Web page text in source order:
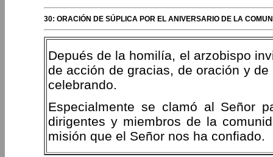
30: ORACIÓN DE SÚPLICA POR EL ANIVERSARIO DE LA
Depués de la homilía, el arzobispo
de acción de gracias, de oración y
celebrando.
Especialmente se clamó al Señor
dirigentes y miembros de la
misión que el Señor nos ha confiado.